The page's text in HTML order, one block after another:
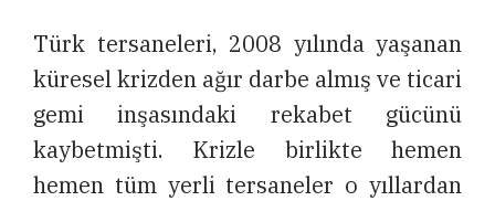
Türk tersaneleri, 2008 yılında yaşanan
küresel krizden ağır darbe almış ve ticari
gemi inşasındaki rekabet gücünü
kaybetmişti. Krizle birlikte hemen
hemen tüm yerli tersaneler o yıllardan